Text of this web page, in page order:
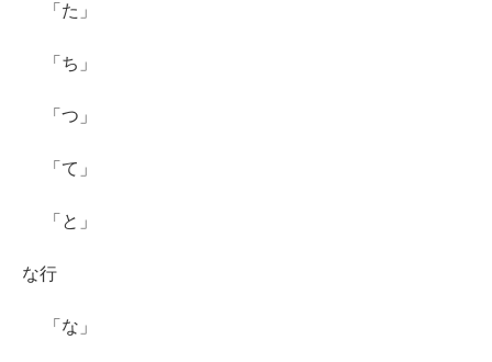
「た」
「ち」
「つ」
「て」
「と」
な行
「な」